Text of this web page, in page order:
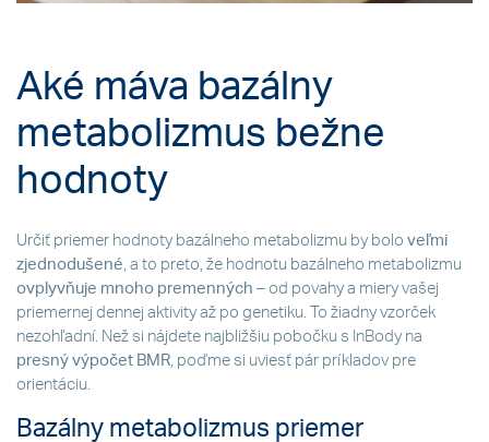
Aké máva bazálny
metabolizmus bežne
hodnoty
Určiť priemer hodnoty bazálneho metabolizmu by bolo veľmi
zjednodušené , a to preto, že hodnotu bazálneho metabolizmu
ovplyvňuje mnoho premenných – od povahy a miery vašej
priemernej dennej aktivity až po genetiku. To žiadny vzorček
nezohľadní. Než si nájdete najbližšiu pobočku s InBody na
presný výpočet BMR , poďme si uviesť pár príkladov pre
orientáciu.
Bazálny metabolizmus priemer